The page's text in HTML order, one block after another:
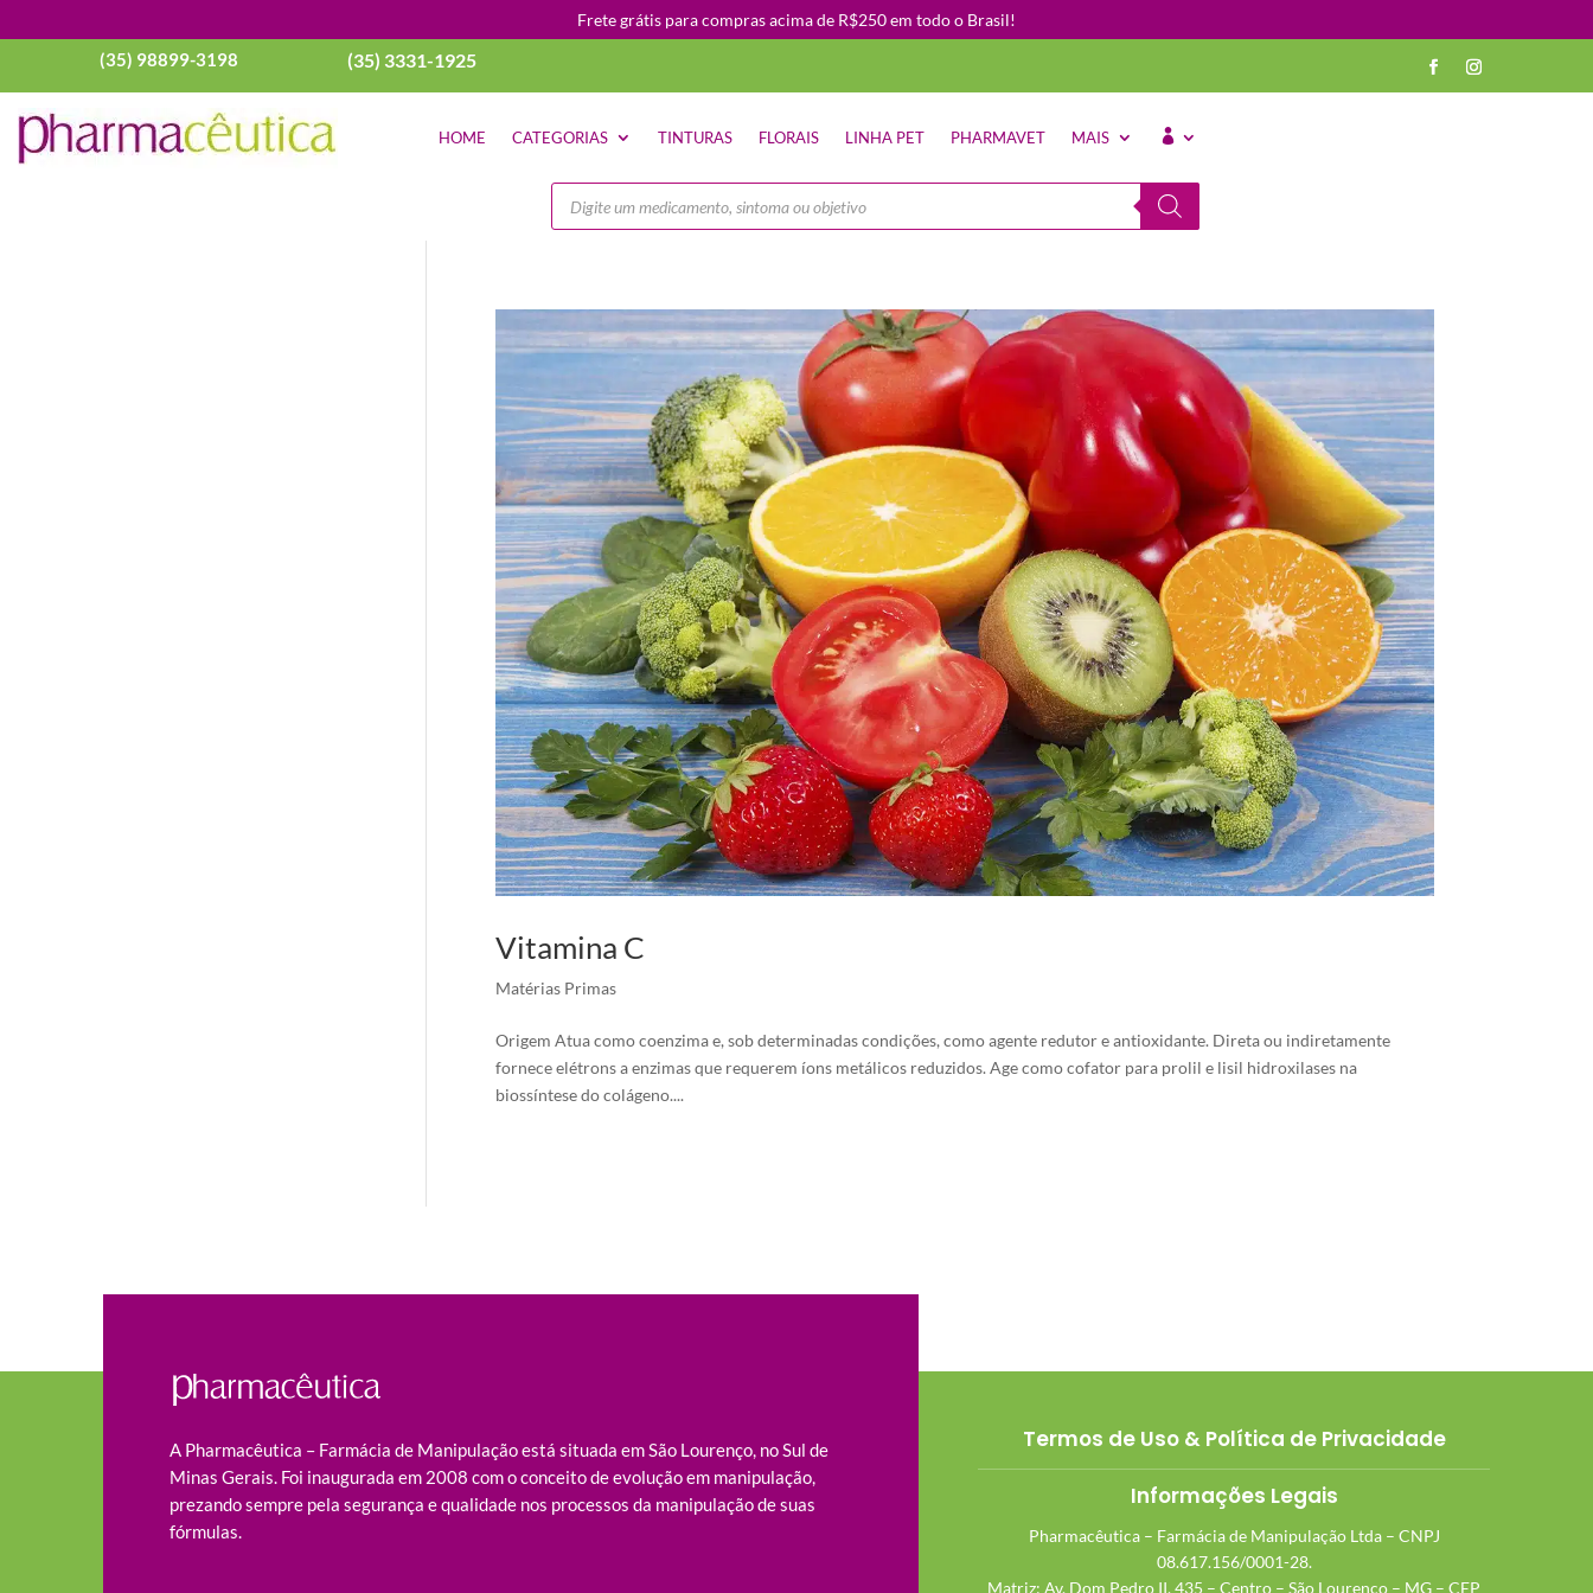
Frete grátis para compras acima de R$250 em todo o Brasil!
(35) 98899-3198 (35) 3331-1925
HOME CATEGORIAS TINTURAS FLORAIS LINHA PET PHARMAVET MAIS ⠀
Pesquisar
Vitamina C
Matérias Primas
Origem Atua como coenzima e, sob determinadas condições, como agente redutor e antioxidante. Direta ou indiretamente
fornece elétrons a enzimas que requerem íons metálicos reduzidos. Age como cofator para prolil e lisil hidroxilases na
biossíntese do colágeno....
A Pharmacêutica – Farmácia de Manipulação está situada em São Lourenço, no Sul de
Minas Gerais. Foi inaugurada em 2008 com o conceito de evolução em manipulação,
prezando sempre pela segurança e qualidade nos processos da manipulação de suas
fórmulas.
Termos de Uso & Política de Privacidade
Informações Legais
Pharmacêutica – Farmácia de Manipulação Ltda – CNPJ
08.617.156/0001-28.
Matriz: Av. Dom Pedro II, 435 – Centro – São Lourenço – MG – CEP